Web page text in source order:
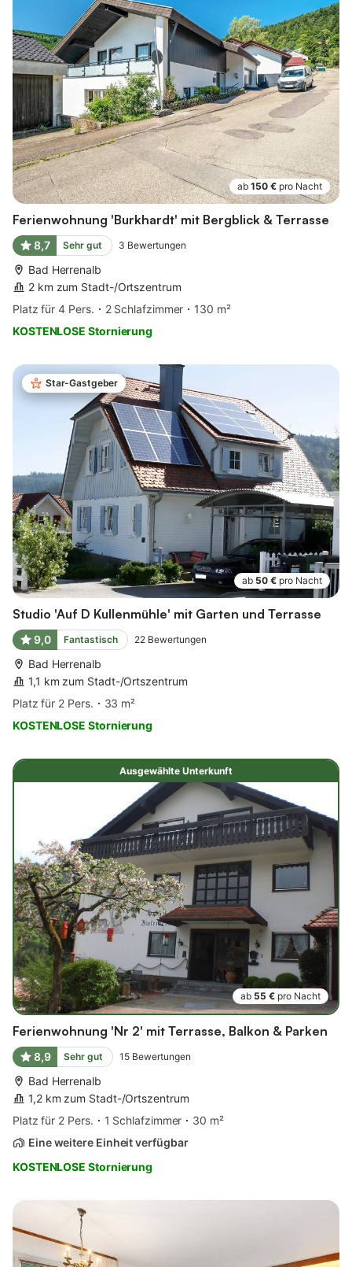
ab 150 € pro Nacht
Ferienwohnung 'Burkhardt' mit Bergblick & Terrasse
8,7 Sehr gut 3 Bewertungen
Bad Herrenalb
2 km zum Stadt-/Ortszentrum
Platz für 4 Pers.
2 Schlafzimmer
130 m²
KOSTENLOSE Stornierung
Star-Gastgeber
ab 50 € pro Nacht
Studio 'Auf D Kullenmühle' mit Garten und Terrasse
9,0 Fantastisch 22 Bewertungen
Bad Herrenalb
1,1 km zum Stadt-/Ortszentrum
Platz für 2 Pers.
33 m²
KOSTENLOSE Stornierung
Ausgewählte Unterkunft
ab 55 € pro Nacht
Ferienwohnung 'Nr 2' mit Terrasse, Balkon & Parken
8,9 Sehr gut 15 Bewertungen
Bad Herrenalb
1,2 km zum Stadt-/Ortszentrum
Platz für 2 Pers.
1 Schlafzimmer
30 m²
Eine weitere Einheit verfügbar
KOSTENLOSE Stornierung